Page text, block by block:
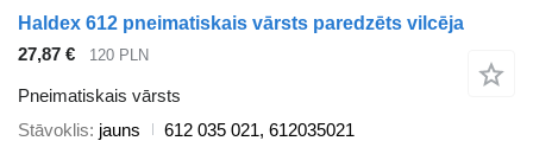
Haldex 612 pneimatiskais vārsts paredzēts vilcēja
27,87 €
120 PLN
Pneimatiskais vārsts
Stāvoklis jauns
612 035 021, 612035021